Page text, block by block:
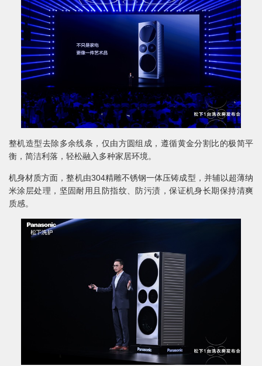
整机造型去除多余线条，仅由方圆组成，遵循黄金分割比的极简平
衡，简洁利落，轻松融入多种家居环境。
机身材质方面，整机由304精雕不锈钢一体压铸成型，并辅以超薄纳
米涂层处理，坚固耐用且防指纹、防污渍，保证机身长期保持清爽
质感。